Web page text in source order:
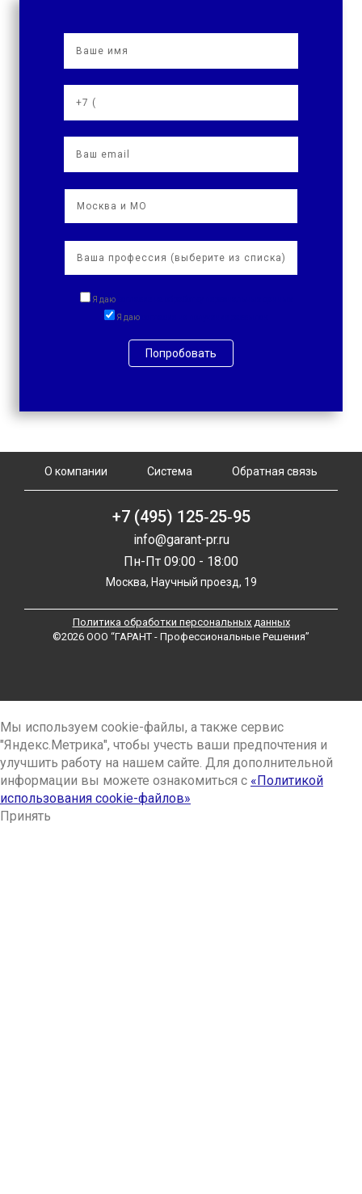
Я даю
Я даю
Попробовать
О компании Система Обратная связь
+7 (495) 125‑25‑95
info@garant-pr.ru
Пн-Пт 09:00 - 18:00
Москва, Научный проезд, 19
Политика обработки персональных данных
©2026 ООО “ГАРАНТ - Профессиональные Решения”
Мы используем cookie-файлы, а также сервис
"Яндекс.Метрика", чтобы учесть ваши предпочтения и
улучшить работу на нашем сайте. Для дополнительной
информации вы можете ознакомиться с «Политикой
использования cookie-файлов»
Принять